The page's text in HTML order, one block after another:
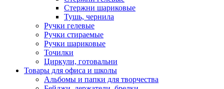
Стержни шариковые
Тушь, чернила
Ручки гелевые
Ручки стираемые
Ручки шариковые
Точилки
Циркули, готовальни
Товары для офиса и школы
Альбомы и папки для творчества